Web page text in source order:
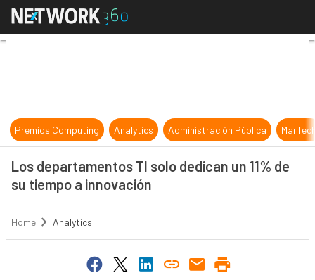
Los departamentos TI solo
Premios Computing Analytics Administración Pública
Los departamentos TI solo dedican un 11% de
su tiempo a innovación
Home Analytics